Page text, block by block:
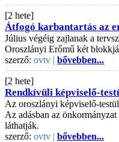
[2 hete]
Átfogó karbantartás az
Július végéig zajlanak a
Oroszlányi Erőmű két
szerző: ovtv | bővebben...
[2 hete]
Rendkívüli képviselő-
Az oroszlányi képviselő-
Az adásban az
láthatják.
szerző: ovtv | bővebben...